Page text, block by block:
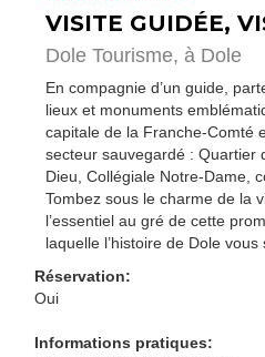
VISITE GUIDÉE,
Dole Tourisme, à Dole
En compagnie d’un guide,
lieux et monuments
capitale de la Franche-Comté
secteur sauvegardé : Quartier
Dieu, Collégiale Notre-Dame,
Tombez sous le charme de la
l’essentiel au gré de cette
laquelle l’histoire de Dole vous
Réservation:
Oui
Informations pratiques: